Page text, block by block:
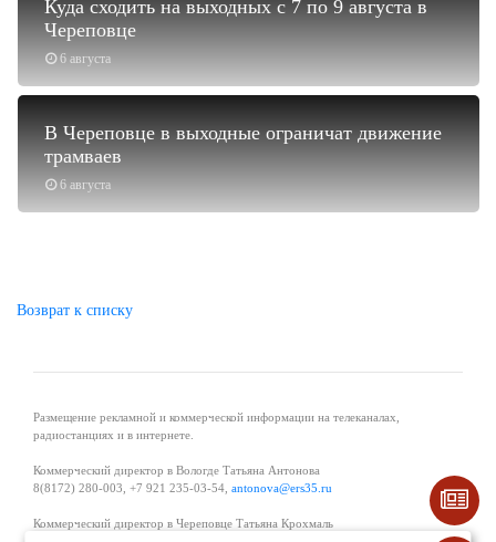
6 августа
Куда сходить на выходных с 7 по 9 августа в
Череповце
6 августа
В Череповце в выходные ограничат движение
трамваев
Возврат к списку
Размещение рекламной и коммерческой информации на телеканалах,
радиостанциях и в интернете.
Коммерческий директор в Вологде Татьяна Антонова
8(8172) 280-003, +7 921 235-03-54, antonova@ers35.ru
Коммерческий директор в Череповце Татьяна Крохмаль